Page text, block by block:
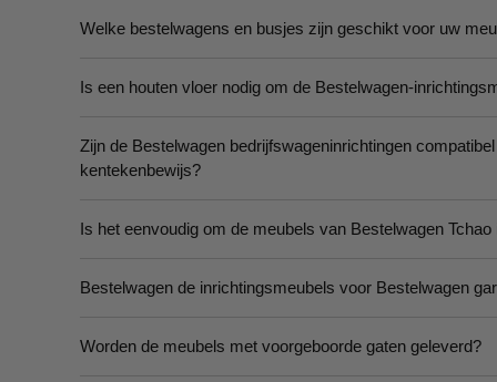
Welke bestelwagens en busjes zijn geschikt voor uw
Is een houten vloer nodig om de Bestelwagen-
Zijn de Bestelwagen bedrijfswageninrichtingen
kentekenbewijs?
Is het eenvoudig om de meubels van Bestelwagen
Bestelwagen de inrichtingsmeubels voor Bestelwagen
Worden de meubels met voorgeboorde gaten geleverd?